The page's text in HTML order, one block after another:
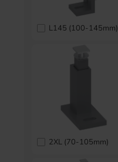
L145 (100-145mm)
2XL (70-105mm)